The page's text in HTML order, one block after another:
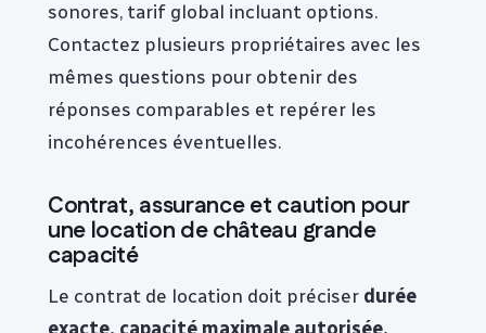
sonores, tarif global incluant options.
Contactez plusieurs propriétaires avec les
mêmes questions pour obtenir des
réponses comparables et repérer les
incohérences éventuelles.
Contrat, assurance et caution pour
une location de château grande
capacité
Le contrat de location doit préciser durée